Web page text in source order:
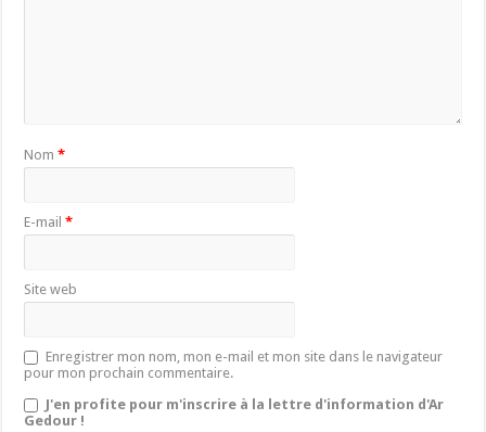
Nom*
E-mail*
Site web
Enregistrer mon nom, mon e-mail et mon site dans le navigateur
pour mon prochain commentaire.
J'en profite pour m'inscrire à la lettre d'information d'Ar
Gedour !